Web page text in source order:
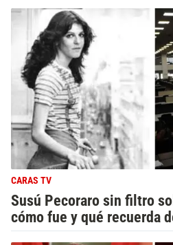
CARAS TV
Susú Pecoraro sin filtro
cómo fue y qué recuerda